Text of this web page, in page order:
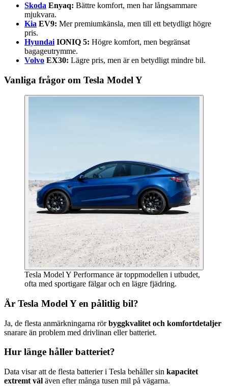
Skoda Enyaq: Bättre komfort, men har långsammare
mjukvara.
Kia EV9: Mer premiumkänsla, men till ett betydligt högre
pris.
Hyundai IONIQ 5: Högre komfort, men begränsat
bagageutrymme.
Volvo EX30: Lägre pris, men är en betydligt mindre bil.
Vanliga frågor om Tesla Model Y
Tesla Model Y Performance är toppmodellen i utbudet,
ofta med sportigare fälgar och en lägre fjädring.
Är Tesla Model Y en pålitlig bil?
Ja, de flesta anmärkningarna rörbyggkvalitet och komfortdetaljer
snarare än problem med drivlinan eller batteriet.
Hur länge håller batteriet?
Data visar att de flesta batterier i Tesla behåller sin kapacitet
extremt väl även efter många tusen mil på vägarna.